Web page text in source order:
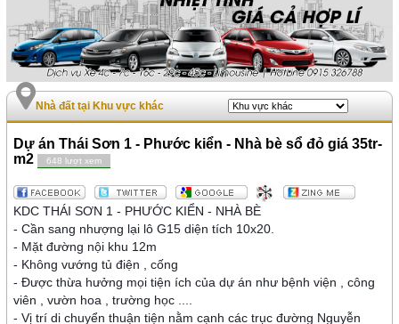
Nhà đất tại Khu vực khác
Dự án Thái Sơn 1 - Phước kiển - Nhà bè sổ đỏ giá 35tr-
m2
648 lượt xem
KDC THÁI SƠN 1 - PHƯỚC KIỂN - NHÀ BÈ
- Cần sang nhượng lại lô G15 diện tích 10x20.
- Mặt đường nội khu 12m
- Không vướng tủ điện , cống
- Được thừa hưởng mọi tiện ích của dự án như bệnh viện , công
viên , vườn hoa , trường học ....
- Vị trí di chuyển thuận tiện nằm cạnh các trục đường Nguyễn